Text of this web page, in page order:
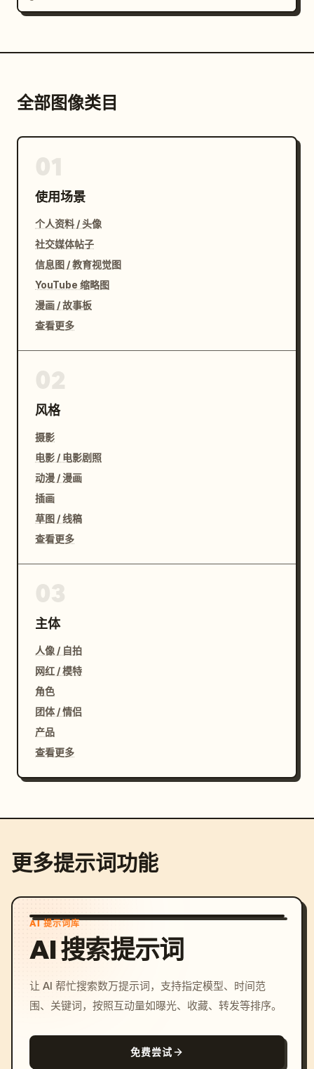
全部图像类目
使用场景
个人资料 / 头像
社交媒体帖子
信息图 / 教育视觉图
YouTube 缩略图
漫画 / 故事板
查看更多
风格
摄影
电影 / 电影剧照
动漫 / 漫画
插画
草图 / 线稿
查看更多
主体
人像 / 自拍
网红 / 模特
角色
团体 / 情侣
产品
查看更多
更多提示词功能
AI 提示词库
AI 搜索提示词
让 AI 帮忙搜索数万提示词，支持指定模型、时间范
围、关键词，按照互动量如曝光、收藏、转发等排序。
免费尝试